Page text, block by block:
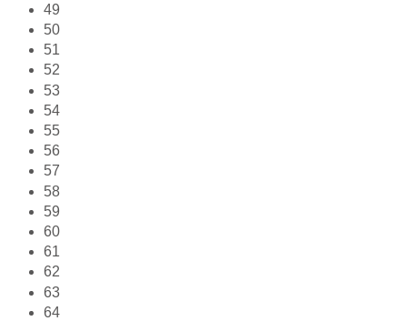
49
50
51
52
53
54
55
56
57
58
59
60
61
62
63
64